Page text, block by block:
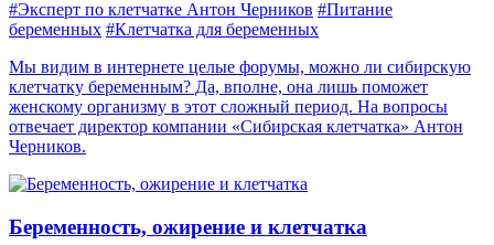
#Эксперт по клетчатке Антон Черников #Питание
беременных #Клетчатка для беременных
Мы видим в интернете целые форумы, можно ли сибирскую
клетчатку беременным? Да, вполне, она лишь поможет
женскому организму в этот сложный период. На вопросы
отвечает директор компании «Сибирская клетчатка» Антон
Черников.
Беременность, ожирение и клетчатка